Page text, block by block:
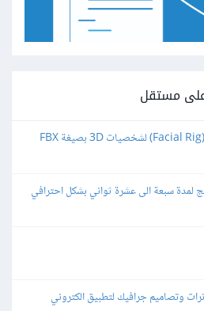
مستقل
وتصاميم جرافيك لتطبيق الكتروني